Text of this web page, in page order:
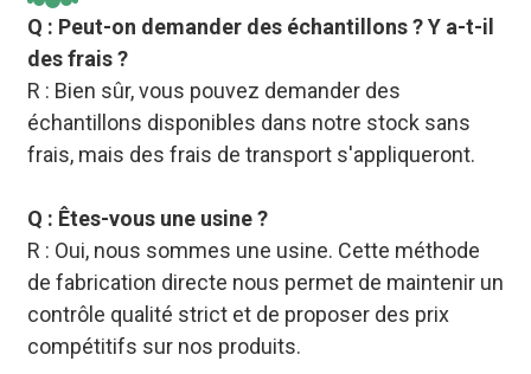
Q : Peut-on demander des échantillons ? Y a-t-il
des frais ?
R : Bien sûr, vous pouvez demander des
échantillons disponibles dans notre stock sans
frais, mais des frais de transport s'appliqueront.
Q : Êtes-vous une usine ?
R : Oui, nous sommes une usine. Cette méthode
de fabrication directe nous permet de maintenir un
contrôle qualité strict et de proposer des prix
compétitifs sur nos produits.